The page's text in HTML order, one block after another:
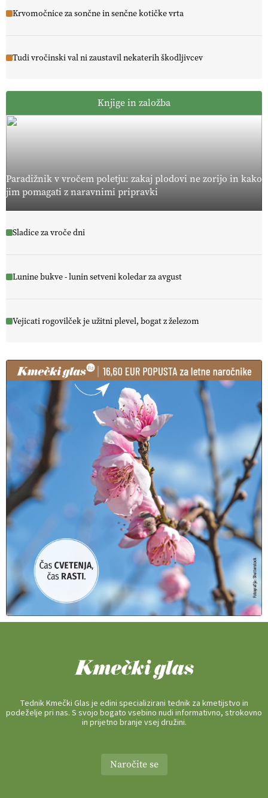
Krvomočnice za sončne in senčne kotičke vrta
Tudi vročinski val ni zaustavil nekaterih škodljivcev
Knjige in založba
Paradižnik v vročem poletju: zakaj plodovi ne zorijo in kako
jim pomagati z naravnimi pripravki
Sladice za vroče dni
Lunine bukve - lunin setveni koledar za avgust
Vejicati rogovilček je užitni plevel, bogat z železom
Tednik Kmečki Glas je edini specializirani tednik za kmetijstvo in
podeželje pri nas. S svojo bogato vsebino nudi informativno, strokovno
in prijetno branje vsej družini.
Naročite se